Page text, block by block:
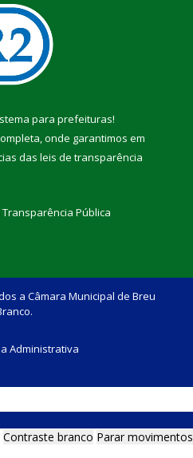
para prefeituras!
onde garantimos em
das leis de transparência
Pública
a Câmara Municipal de Breu
Administrativa
Contraste branco Parar movimentos